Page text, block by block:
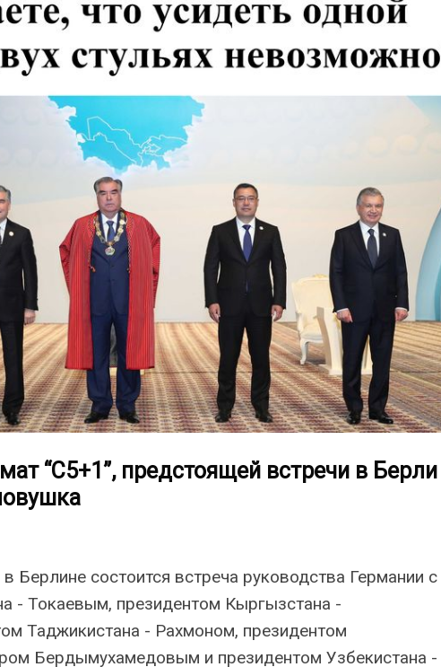
“С5+1”, предстоящей встречи в Берли
в Берлине состоится встреча руководства Германии с
- Токаевым, президентом Кыргызстана -
Таджикистана - Рахмоном, президентом
Бердымухамедовым и президентом Узбекистана -